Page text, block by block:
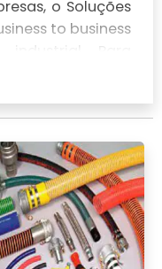
o Soluções
to business
Para
pvc 2
ou mais dos